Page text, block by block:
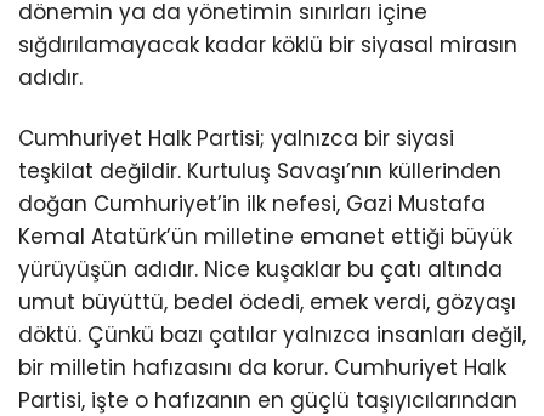
dönemin ya da yönetimin sınırları içine
sığdırılamayacak kadar köklü bir siyasal mirasın
adıdır.
Cumhuriyet Halk Partisi; yalnızca bir siyasi
teşkilat değildir. Kurtuluş Savaşı’nın küllerinden
doğan Cumhuriyet’in ilk nefesi, Gazi Mustafa
Kemal Atatürk’ün milletine emanet ettiği büyük
yürüyüşün adıdır. Nice kuşaklar bu çatı altında
umut büyüttü, bedel ödedi, emek verdi, gözyaşı
döktü. Çünkü bazı çatılar yalnızca insanları değil,
bir milletin hafızasını da korur. Cumhuriyet Halk
Partisi, işte o hafızanın en güçlü taşıyıcılarından